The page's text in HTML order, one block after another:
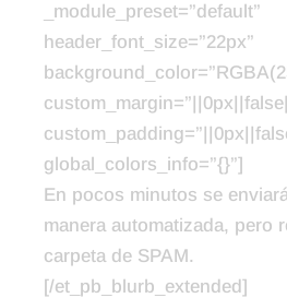
_module_preset=”default”
header_font_size=”22px”
global_colors_info=”{}”]
En pocos minutos se
manera automatizada, pero
carpeta de SPAM.
[/et_pb_blurb_extended]